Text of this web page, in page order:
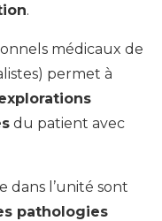
.
médicaux de
permet à
du patient avec
dans l’unité sont
pathologies